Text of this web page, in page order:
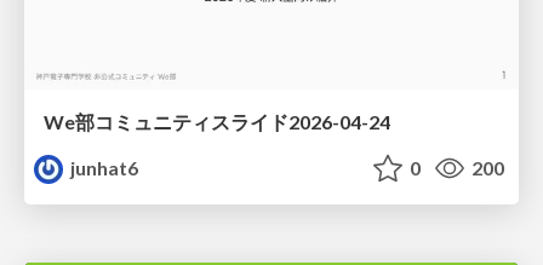
We部コミュニティスライド2026-04-24
junhat6
0 200